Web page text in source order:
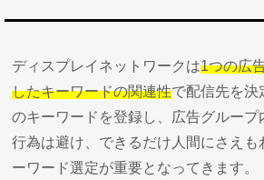
ディスプレイネットワークは1つの広
したキーワードの関連性で配信先を決
のキーワードを登録し、広告グループ
行為は避け、できるだけ人間にさえも
ーワード選定が重要となってきます。